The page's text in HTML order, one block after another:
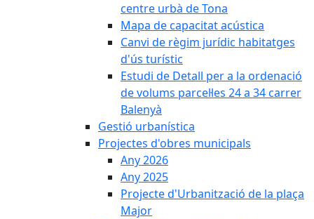
centre urbà de Tona
Mapa de capacitat acústica
Canvi de règim jurídic habitatges
d'ús turístic
Estudi de Detall per a la ordenació
de volums parcel·les 24 a 34 carrer
Balenyà
Gestió urbanística
Projectes d'obres municipals
Any 2026
Any 2025
Projecte d'Urbanització de la plaça
Major